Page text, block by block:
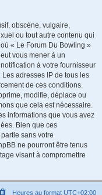
obscène, vulgaire,
ou tout autre contenu qui
« Le Forum Du Bowling »
vous mener à un
à votre fournisseur
adresses IP de tous les
de ces conditions.
modifie, déplace ou
que cela est nécessaire.
informations que vous avez
Bien que ces
sans votre
ne pourront être tenus
visant à compromettre
Heures au format UTC+02:00